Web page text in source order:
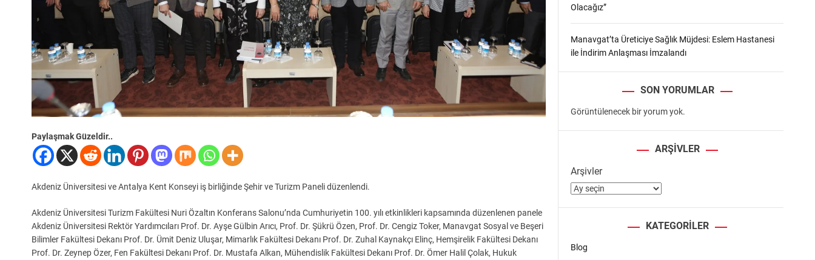
Paylaşmak Güzeldir..
Akdeniz Üniversitesi ve Antalya Kent Konseyi iş birliğinde Şehir ve Turizm Paneli düzenlendi.
Akdeniz Üniversitesi Turizm Fakültesi Nuri Özaltın Konferans Salonu’nda Cumhuriyetin 100. yılı etkinlikleri kapsamında düzenlenen panele
Akdeniz Üniversitesi Rektör Yardımcıları Prof. Dr. Ayşe Gülbin Arıcı, Prof. Dr. Şükrü Özen, Prof. Dr. Cengiz Toker, Manavgat Sosyal ve Beşeri
Bilimler Fakültesi Dekanı Prof. Dr. Ümit Deniz Uluşar, Mimarlık Fakültesi Dekanı Prof. Dr. Zuhal Kaynakçı Elinç, Hemşirelik Fakültesi Dekanı
Prof. Dr. Zeynep Özer, Fen Fakültesi Dekanı Prof. Dr. Mustafa Alkan, Mühendislik Fakültesi Dekanı Prof. Dr. Ömer Halil Çolak, Hukuk
Olacağız”
Manavgat’ta Üreticiye Sağlık Müjdesi: Eslem Hastanesi
ile İndirim Anlaşması İmzalandı
SON YORUMLAR
Görüntülenecek bir yorum yok.
ARŞIVLER
Arşivler
KATEGORILER
Blog